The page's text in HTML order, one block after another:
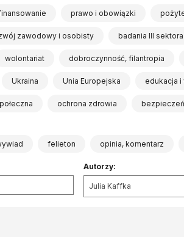
prawo i obowiązki
zawodowy i osobisty badania III sektora
wolontariat dobroczynność, filantropia
Ukraina Unia Europejska edukacja i
ochrona zdrowia
felieton opinia, komentarz
Autorzy:
Julia Kaffka